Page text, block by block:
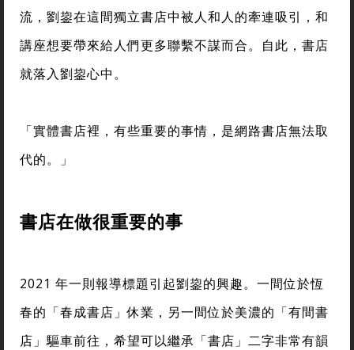
流，劉鋆在這間獨立書店中被人和人的牽連吸引，和
講座想要帶來給人們更多聯繫不謀而合。自此，書店
就落入劉鋆心中。
「實體書店裡，有些重要的事情，是網路書店無法取
代的。」
書店在做很重要的事
2021 年一則報導標題引起劉鋆的興趣。一間位於恆
春的「春成書店」休業，另一間位於美濃的「有間書
店」驅車前往，希望可以繼承「書店」二字非常有韻